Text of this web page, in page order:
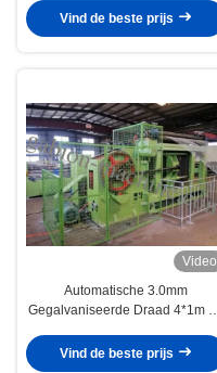
Vind de beste prijs
Video
Automatische 3.0mm
Gegalvaniseerde Draad 4*1m de
Palmuur
Vind de beste prijs